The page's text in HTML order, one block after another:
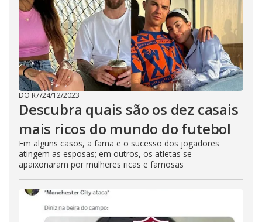
DO R7/24/12/2023
Descubra quais são os dez casais
mais ricos do mundo do futebol
Em alguns casos, a fama e o sucesso dos jogadores
atingem as esposas; em outros, os atletas se
apaixonaram por mulheres ricas e famosas